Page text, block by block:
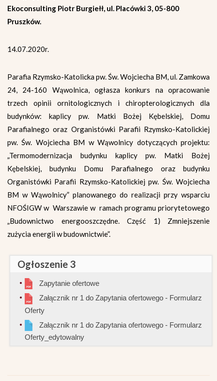
Ekoconsulting Piotr Burgiełł, ul. Placówki 3, 05-800
Pruszków.
14.07.2020r.
Parafia Rzymsko-Katolicka pw. Św. Wojciecha BM, ul. Zamkowa
24, 24-160 Wąwolnica, ogłasza konkurs na opracowanie
trzech opinii ornitologicznych i chiropterologicznych dla
budynków: kaplicy pw. Matki Bożej Kębelskiej, Domu
Parafialnego oraz Organistówki Parafii Rzymsko-Katolickiej
pw. Św. Wojciecha BM w Wąwolnicy dotyczących projektu:
„Termomodernizacja budynku kaplicy pw. Matki Bożej
Kębelskiej, budynku Domu Parafialnego oraz budynku
Organistówki Parafii Rzymsko-Katolickiej pw. Św. Wojciecha
BM w Wąwolnicy” planowanego do realizacji przy wsparciu
NFOŚIGW w Warszawie w ramach programu priorytetowego
„Budownictwo energooszczędne. Część 1) Zmniejszenie
zużycia energii w budownictwie”.
Ogłoszenie 3
Zapytanie ofertowe
Załącznik nr 1 do Zapytania ofertowego - Formularz
Oferty
Załącznik nr 1 do Zapytania ofertowego - Formularz
Oferty_edytowalny